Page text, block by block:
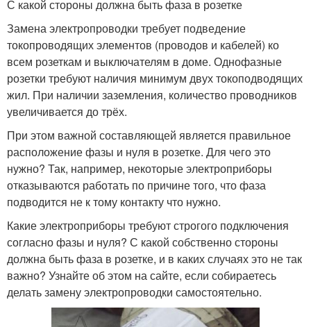
С какой стороны должна быть фаза в розетке
Замена электропроводки требует подведение
токопроводящих элементов (проводов и кабелей) ко
всем розеткам и выключателям в доме. Однофазные
розетки требуют наличия минимум двух токоподводящих
жил. При наличии заземления, количество проводников
увеличивается до трёх.
При этом важной составляющей является правильное
расположение фазы и нуля в розетке. Для чего это
нужно? Так, например, некоторые электроприборы
отказываются работать по причине того, что фаза
подводится не к тому контакту что нужно.
Какие электроприборы требуют строгого подключения
согласно фазы и нуля? С какой собственно стороны
должна быть фаза в розетке, и в каких случаях это не так
важно? Узнайте об этом на сайте, если собираетесь
делать замену электропроводки самостоятельно.